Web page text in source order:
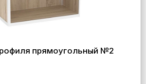
прямоугольный №2